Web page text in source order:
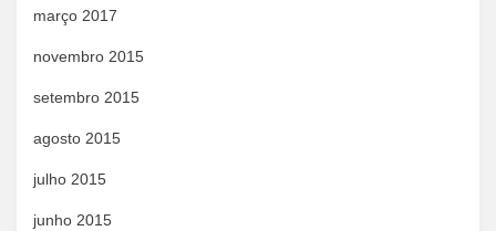
março 2017
novembro 2015
setembro 2015
agosto 2015
julho 2015
junho 2015